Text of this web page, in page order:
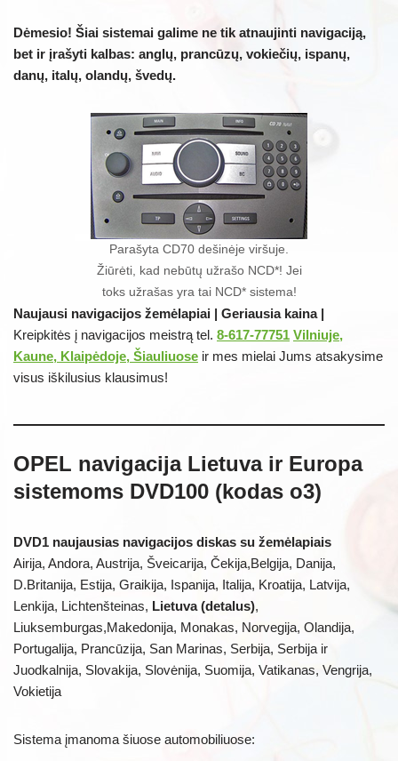
Dėmesio! Šiai sistemai galime ne tik atnaujinti navigaciją,
bet ir įrašyti kalbas: anglų, prancūzų, vokiečių, ispanų,
danų, italų, olandų, švedų.
Parašyta CD70 dešinėje viršuje.
Žiūrėti, kad nebūtų užrašo NCD*! Jei
toks užrašas yra tai NCD* sistema!
Naujausi navigacijos žemėlapiai | Geriausia kaina |
Kreipkitės į navigacijos meistrą tel. 8-617-77751 Vilniuje,
Kaune, Klaipėdoje, Šiauliuose ir mes mielai Jums atsakysime
visus iškilusius klausimus!
OPEL navigacija Lietuva ir Europa
sistemoms DVD100 (kodas o3)
DVD1 naujausias navigacijos diskas su žemėlapiais
Airija, Andora, Austrija, Šveicarija, Čekija,Belgija, Danija,
D.Britanija, Estija, Graikija, Ispanija, Italija, Kroatija, Latvija,
Lenkija, Lichtenšteinas, Lietuva (detalus),
Liuksemburgas,Makedonija, Monakas, Norvegija, Olandija,
Portugalija, Prancūzija, San Marinas, Serbija, Serbija ir
Juodkalnija, Slovakija, Slovėnija, Suomija, Vatikanas, Vengrija,
Vokietija
Sistema įmanoma šiuose automobiliuose: